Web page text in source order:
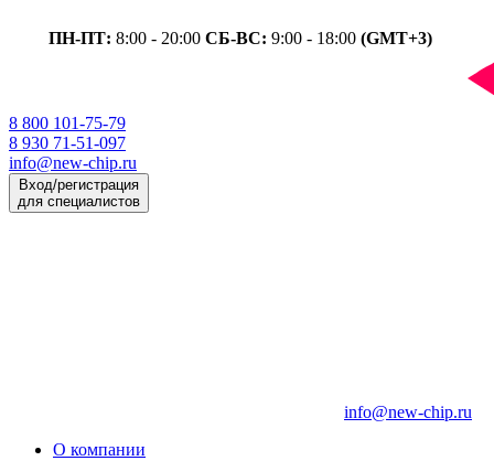
ПН-ПТ: 8:00 - 20:00 СБ-ВС: 9:00 - 18:00 (GMT+3)
8 800 101-75-79
8 930 71-51-097
info@new-chip.ru
Вход/регистрация
для специалистов
info@new-chip.ru
О компании